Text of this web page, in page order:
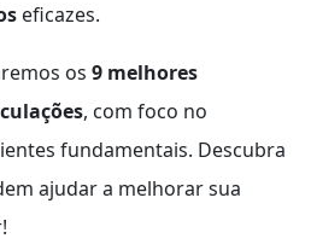
eficazes.
os 9 melhores
, com foco no
fundamentais. Descubra
ajudar a melhorar sua